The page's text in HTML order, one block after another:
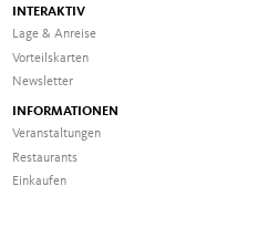
INTERAKTIV
Lage & Anreise
Vorteilskarten
Newsletter
INFORMATIONEN
Veranstaltungen
Restaurants
Einkaufen